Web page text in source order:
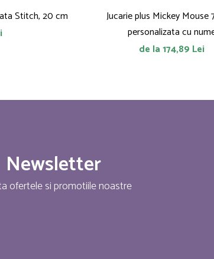
Stitch, 20 cm
Jucarie plus Mickey Mouse
personalizata cu
de la 174,89 Lei
Newsletter
ofertele si promotiile noastre